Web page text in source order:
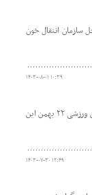
انتقال خون
۱۴۰۳-۰۸-۰۱ ۱۰:۳۹
ششمین پویش سراسری اهدا خون به مناسبت هفته تربیت بدنی توسط هیأت پزشکی ورزشی شهرستان زرند و با همکاری سازمان انتقال خون در محل سالن ورزشی ۲۲ بهمن این
۱۴۰۳-۰۷-۳۰ ۱۲:۴۹